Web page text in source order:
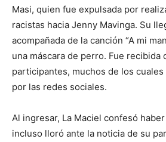
Masi, quien fue expulsada por
racistas hacia Jenny Mavinga. Su
acompañada de la canción “A mi
una máscara de perro. Fue recibida
participantes, muchos de los
por las redes sociales.
Al ingresar, La Maciel confesó
incluso lloró ante la noticia de su